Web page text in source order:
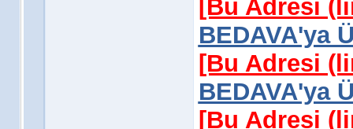
[Bu Adresi
BEDAVA'ya
[Bu Adresi
BEDAVA'ya
[Bu Adresi